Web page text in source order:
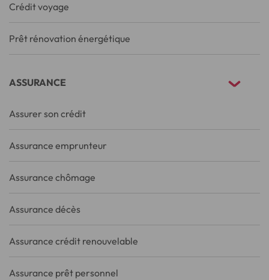
Crédit voyage
Prêt rénovation énergétique
ASSURANCE
Assurer son crédit
Assurance emprunteur
Assurance chômage
Assurance décès
Assurance crédit renouvelable
Assurance prêt personnel